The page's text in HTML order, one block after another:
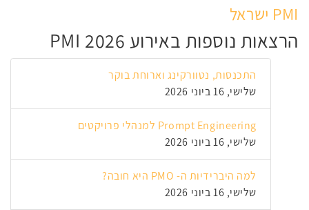
PMI ישראל
הרצאות נוספות באירוע PMI 2026
התכנסות, נטוורקינג וארוחת בוקר
שלישי, 16 ביוני 2026
Prompt Engineering למנהלי פרויקטים
שלישי, 16 ביוני 2026
למה היברידיות ה- PMO היא חובה?
שלישי, 16 ביוני 2026